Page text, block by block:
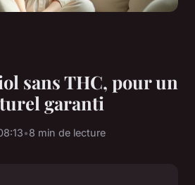
sans THC, pour un
garanti
•8 min de lecture